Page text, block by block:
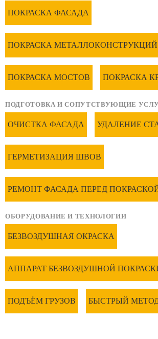
ПОКРАСКА ФАСАДА
ПОКРАСКА МЕТАЛЛОКОНСТРУКЦИЙ
ПОКРАСКА МОСТОВ ПОКРАСКА
ПОДГОТОВКА И СОПУТСТВУЮЩИЕ
ОЧИСТКА ФАСАДА УДАЛЕНИЕ
ГЕРМЕТИЗАЦИЯ ШВОВ
РЕМОНТ ФАСАДА ПЕРЕД
ОБОРУДОВАНИЕ И ТЕХНОЛОГИИ
БЕЗВОЗДУШНАЯ ОКРАСКА
АППАРАТ БЕЗВОЗДУШНОЙ
ПОДЪЁМ ГРУЗОВ БЫСТРЫЙ